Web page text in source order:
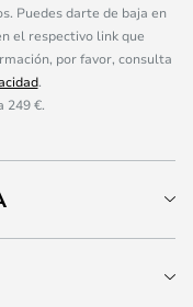
Puedes darte de baja en
el respectivo link que
por favor, consulta
.
249 €.